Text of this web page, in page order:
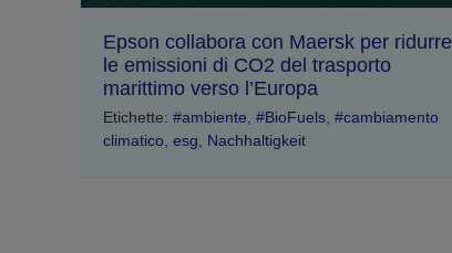
Epson collabora con Maersk per ridurre
le emissioni di CO2 del trasporto
marittimo verso l’Europa
Etichette: #ambiente #BioFuels #cambiamento
climatico esg Nachhaltigkeit